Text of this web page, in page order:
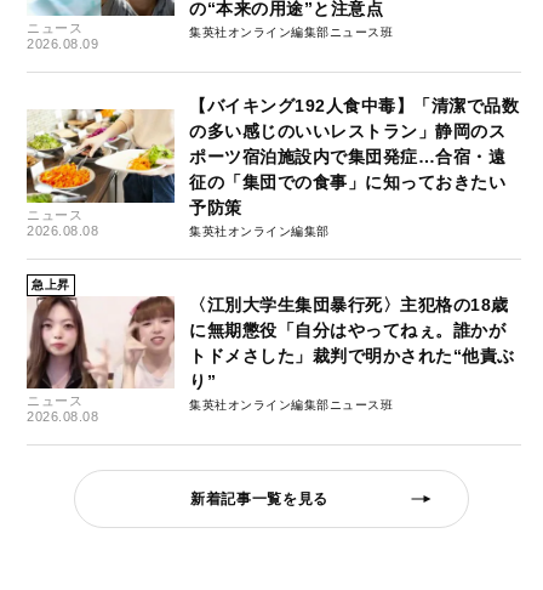
ニュース
2026.08.09
の“本来の用途”と注意点
集英社オンライン編集部ニュース班
ニュース
2026.08.08
【バイキング192人食中毒】「清潔で品数
の多い感じのいいレストラン」静岡のス
ポーツ宿泊施設内で集団発症…合宿・遠
征の「集団での食事」に知っておきたい
予防策
集英社オンライン編集部
急上昇
ニュース
2026.08.08
〈江別大学生集団暴行死〉主犯格の18歳
に無期懲役「自分はやってねぇ。誰かが
トドメさした」裁判で明かされた“他責ぶ
り”
集英社オンライン編集部ニュース班
新着記事一覧を見る